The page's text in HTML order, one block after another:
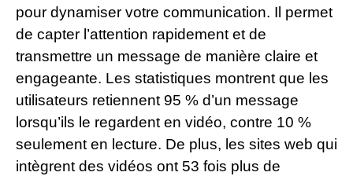
pour dynamiser votre communication. Il permet
de capter l’attention rapidement et de
transmettre un message de manière claire et
engageante. Les statistiques montrent que les
utilisateurs retiennent 95 % d’un message
lorsqu’ils le regardent en vidéo, contre 10 %
seulement en lecture. De plus, les sites web qui
intègrent des vidéos ont 53 fois plus de